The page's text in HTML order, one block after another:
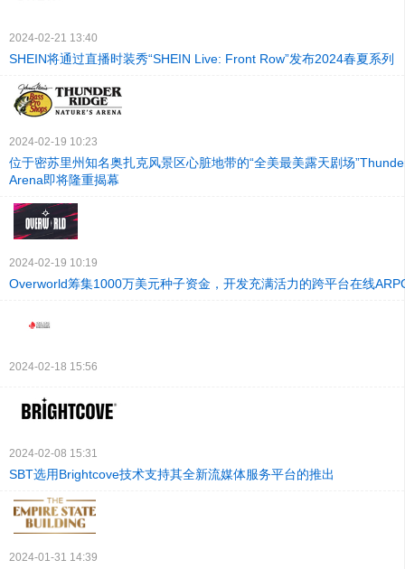
2024-02-21 13:40
SHEIN将通过直播时装秀“SHEIN Live: Front Row”发布2024春夏系列
2024-02-19 10:23
位于密苏里州知名奥扎克风景区心脏地带的“全美最美露天剧场
Arena即将隆重揭幕
2024-02-19 10:19
Overworld筹集1000万美元种子资金，开发充满活力的跨平台在线
2024-02-18 15:56
2024-02-08 15:31
SBT选用Brightcove技术支持其全新流媒体服务平台的推出
2024-01-31 14:39